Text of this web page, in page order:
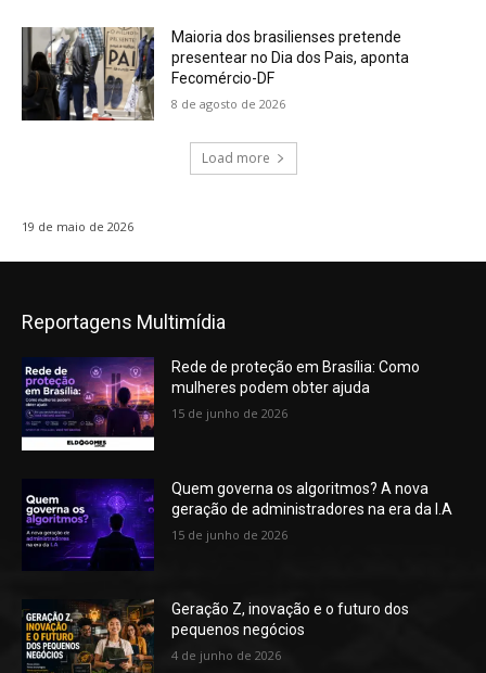
Maioria dos brasilienses pretende
presentear no Dia dos Pais, aponta
Fecomércio-DF
8 de agosto de 2026
Load more
19 de maio de 2026
Reportagens Multimídia
Rede de proteção em Brasília: Como
mulheres podem obter ajuda
15 de junho de 2026
Quem governa os algoritmos? A nova
geração de administradores na era da I.A
15 de junho de 2026
Geração Z, inovação e o futuro dos
pequenos negócios
4 de junho de 2026